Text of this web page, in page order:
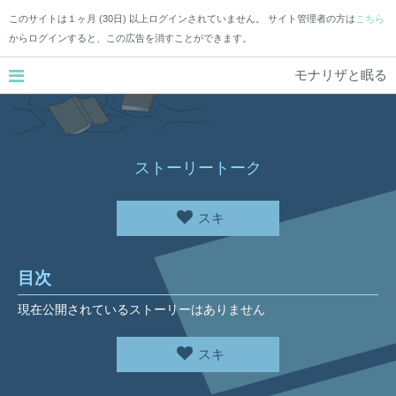
このサイトは１ヶ月 (30日) 以上ログインされていません。 サイト管理者の方は こちら
からログインすると、この広告を消すことができます。
モナリザと眠る
ストーリートーク
スキ
目次
現在公開されているストーリーはありません
スキ